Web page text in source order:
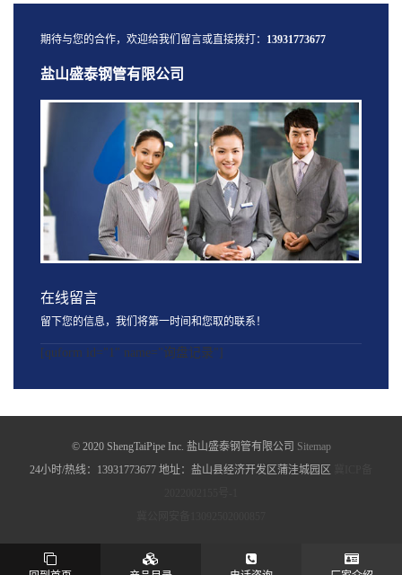
期待与您的合作，欢迎给我们留言或直接拨打： 13931773677
盐山盛泰钢管有限公司
在线留言
留下您的信息，我们将第一时间和您取的联系！
[quform id="1" name="询盘记录"]
© 2020 ShengTaiPipe Inc. 盐山盛泰钢管有限公司 Sitemap
24小时/热线：13931773677 地址：盐山县经济开发区蒲洼城园区